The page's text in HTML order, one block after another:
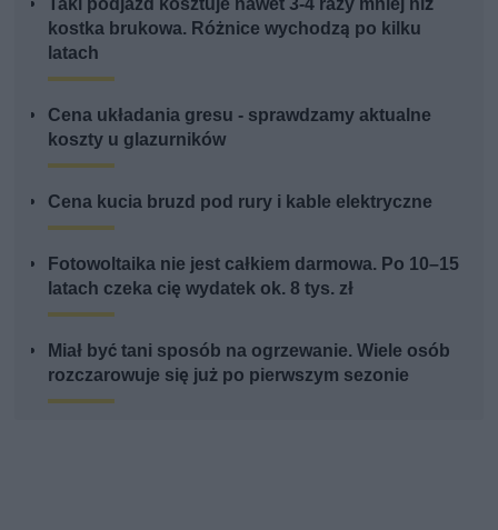
Taki podjazd kosztuje nawet 3-4 razy mniej niż
kostka brukowa. Różnice wychodzą po kilku
latach
Cena układania gresu - sprawdzamy aktualne
koszty u glazurników
Cena kucia bruzd pod rury i kable elektryczne
Fotowoltaika nie jest całkiem darmowa. Po 10–15
latach czeka cię wydatek ok. 8 tys. zł
Miał być tani sposób na ogrzewanie. Wiele osób
rozczarowuje się już po pierwszym sezonie